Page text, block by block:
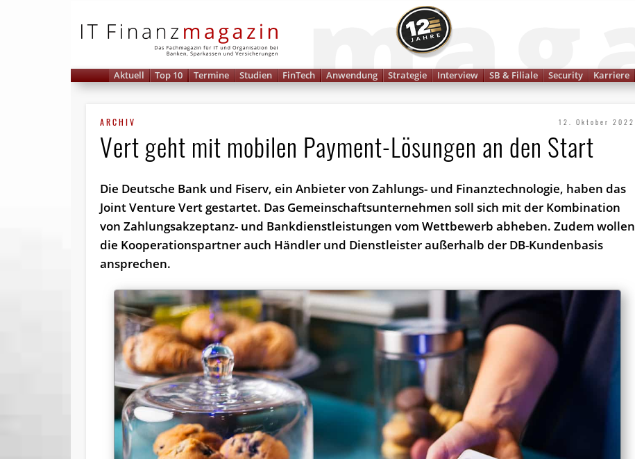
Aktuell Top 10 Termine Studien FinTech Anwendung Strategie Interview SB & Filiale Security Karriere
ARCHIV 12. Oktober 2022
Vert geht mit mobilen Payment-Lösungen an den Start
Die Deutsche Bank und Fiserv, ein Anbieter von Zahlungs- und Finanztechnologie, haben das
Joint Venture Vert gestartet. Das Gemeinschaftsunternehmen soll sich mit der Kombination
von Zahlungsakzeptanz- und Bankdienstleistungen vom Wettbewerb abheben. Zudem wollen
die Kooperationspartner auch Händler und Dienstleister außerhalb der DB-Kundenbasis
ansprechen.